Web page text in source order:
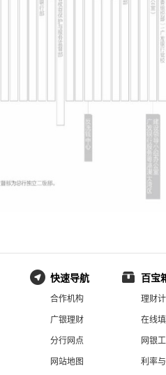
快速导航
合作机构
广银理财
分行网点
网站地图
百宝
理财
在线
网银
利率